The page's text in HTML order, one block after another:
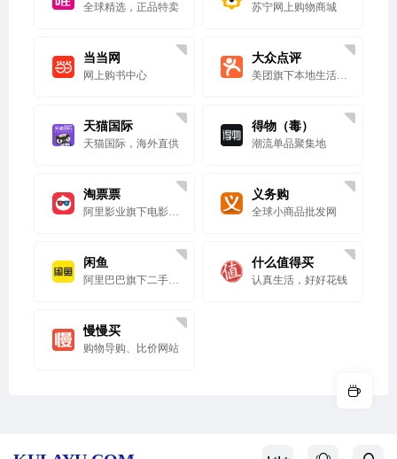
全球精选，正品特卖 苏宁网上购物商城
当当网
网上购书中心
大众点评
美团旗下本地生活消费点评与优惠平台
天猫国际
天猫国际，海外直供
得物（毒）
潮流单品聚集地
淘票票
阿里影业旗下电影与演出票务平台
义务购
全球小商品批发网
闲鱼
阿里巴巴旗下二手闲置交易平台
什么值得买
认真生活，好好花钱
慢慢买
购物导购、比价网站